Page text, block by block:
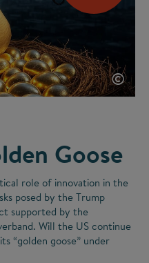
©
Goose
role of innovation in the
posed by the Trump
supported by the
Will the US continue
“golden goose” under